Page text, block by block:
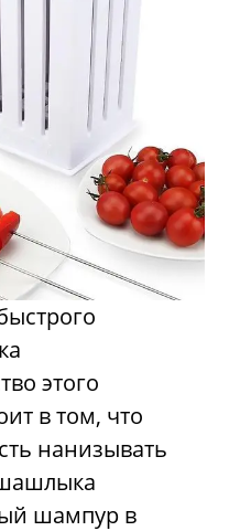
этого
в том, что
нанизывать
шампур в